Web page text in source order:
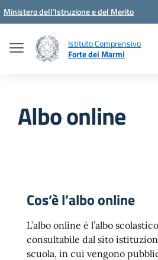
Vai ai contenuti
Vai al menu di navigazione
Vai al footer
Ministero dell'Istruzione e del Merito
Istituto Comprensivo
Forte dei Marmi
Albo online
Cos’è l’albo online
L’albo online è l’albo
consultabile dal sito
scuola, in cui vengono